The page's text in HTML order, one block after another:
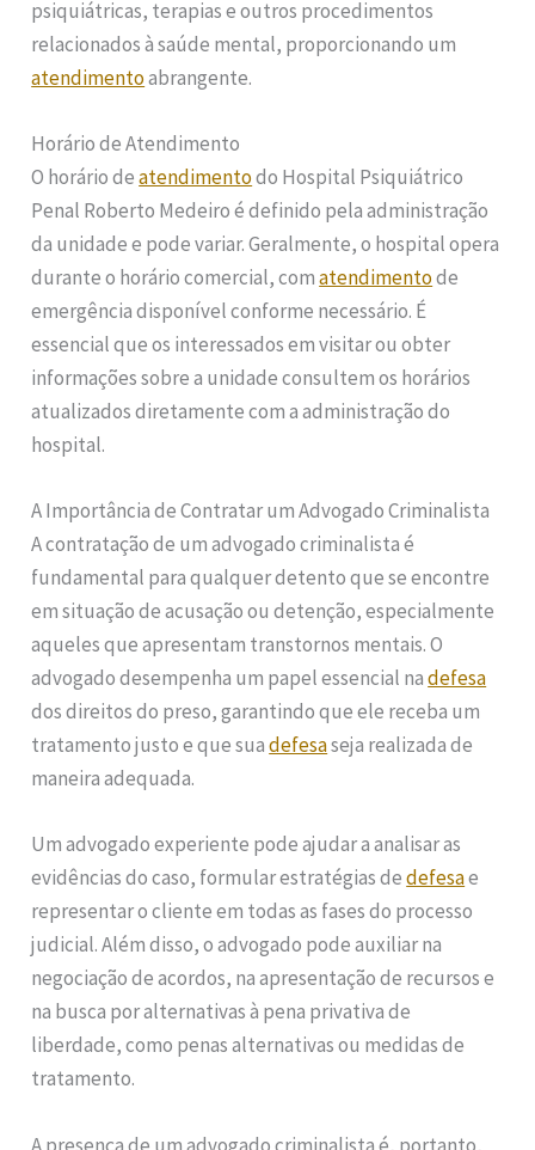
psiquiátricas, terapias e outros procedimentos
relacionados à saúde mental, proporcionando um
atendimentoabrangente.
Horário de Atendimento
O horário deatendimentodo Hospital Psiquiátrico
Penal Roberto Medeiro é definido pela administração
da unidade e pode variar. Geralmente, o hospital opera
durante o horário comercial, comatendimentode
emergência disponível conforme necessário. É
essencial que os interessados em visitar ou obter
informações sobre a unidade consultem os horários
atualizados diretamente com a administração do
hospital.
A Importância de Contratar um Advogado Criminalista
A contratação de um advogado criminalista é
fundamental para qualquer detento que se encontre
em situação de acusação ou detenção, especialmente
aqueles que apresentam transtornos mentais. O
advogado desempenha um papel essencial nadefesa
dos direitos do preso, garantindo que ele receba um
tratamento justo e que suadefesaseja realizada de
maneira adequada.
Um advogado experiente pode ajudar a analisar as
evidências do caso, formular estratégias dedefesae
representar o cliente em todas as fases do processo
judicial. Além disso, o advogado pode auxiliar na
negociação de acordos, na apresentação de recursos e
na busca por alternativas à pena privativa de
liberdade, como penas alternativas ou medidas de
tratamento.
A presença de um advogado criminalista é, portanto,